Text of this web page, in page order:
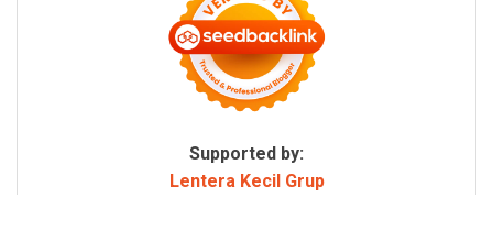
Supported by:
Lentera Kecil Grup